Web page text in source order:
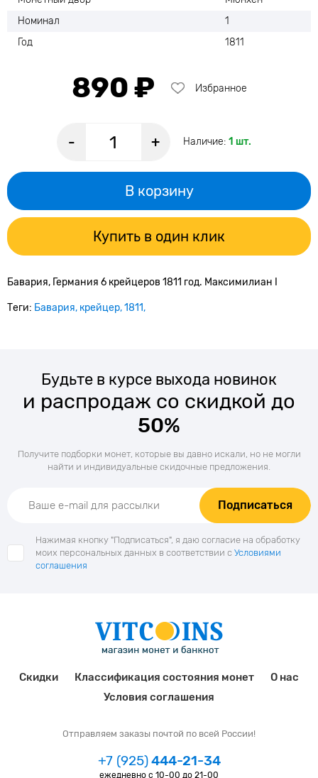
Номинал
1
Год
1811
890 ₽ Избранное
- + Наличие: 1 шт.
В корзину
Купить в один клик
Бавария, Германия 6 крейцеров 1811 год. Максимилиан I
Теги: Бавария крейцер 1811
Будьте в курсе выхода новинок
и распродаж со скидкой до
50%
Получите подборки монет, которые вы давно искали, но не могли
найти и индивидуальные скидочные предложения.
Подписаться
Нажимая кнопку "Подписаться", я даю согласие на обработку
моих персональных данных в соответствии с Условиями
соглашения
Скидки Классификация состояния монет
О нас
Условия соглашения
Отправляем заказы почтой по всей России!
+7 (925)444-21-34
ежедневно с 10-00 до 21-00